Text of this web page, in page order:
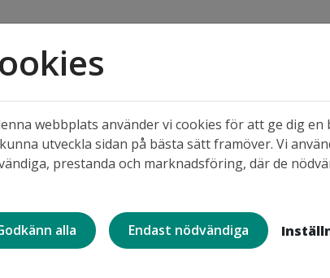
Projekt i våra områden När du söker
områden
webbplats använder vi cookies för att ge dig
utveckla sidan på bästa sätt framöver. Vi
prestanda och marknadsföring, där de
alla Endast nödvändiga